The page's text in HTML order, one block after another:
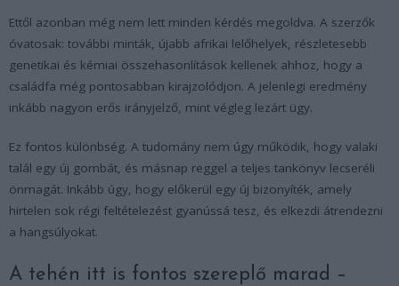
Ettől azonban még nem lett minden kérdés megoldva. A szerzők
óvatosak: további minták, újabb afrikai lelőhelyek, részletesebb
genetikai és kémiai összehasonlítások kellenek ahhoz, hogy a
családfa még pontosabban kirajzolódjon. A jelenlegi eredmény
inkább nagyon erős irányjelző, mint végleg lezárt ügy.
Ez fontos különbség. A tudomány nem úgy működik, hogy valaki
talál egy új gombát, és másnap reggel a teljes tankönyv lecseréli
önmagát. Inkább úgy, hogy előkerül egy új bizonyíték, amely
hirtelen sok régi feltételezést gyanússá tesz, és elkezdi átrendezni
a hangsúlyokat.
A tehén itt is fontos szereplő marad –